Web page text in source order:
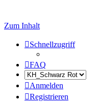
Zum Inhalt
Schnellzugriff
FAQ
Anmelden
Registrieren